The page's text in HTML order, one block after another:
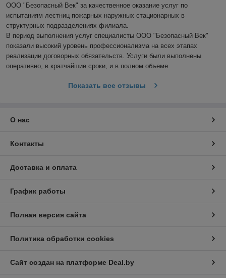
ООО "Безопасный Век" за качественное оказание услуг по
испытаниям лестниц пожарных наружных стационарных в
структурных подразделениях филиала.
В период выполнения услуг специалисты ООО "Безопасный Век"
показали высокий уровень профессионализма на всех этапах
реализации договорных обязательств. Услуги были выполнены
оперативно, в кратчайшие сроки, и в полном объеме.
Показать все отзывы
О нас
Контакты
Доставка и оплата
График работы
Полная версия сайта
Политика обработки cookies
Сайт создан на платформе Deal.by